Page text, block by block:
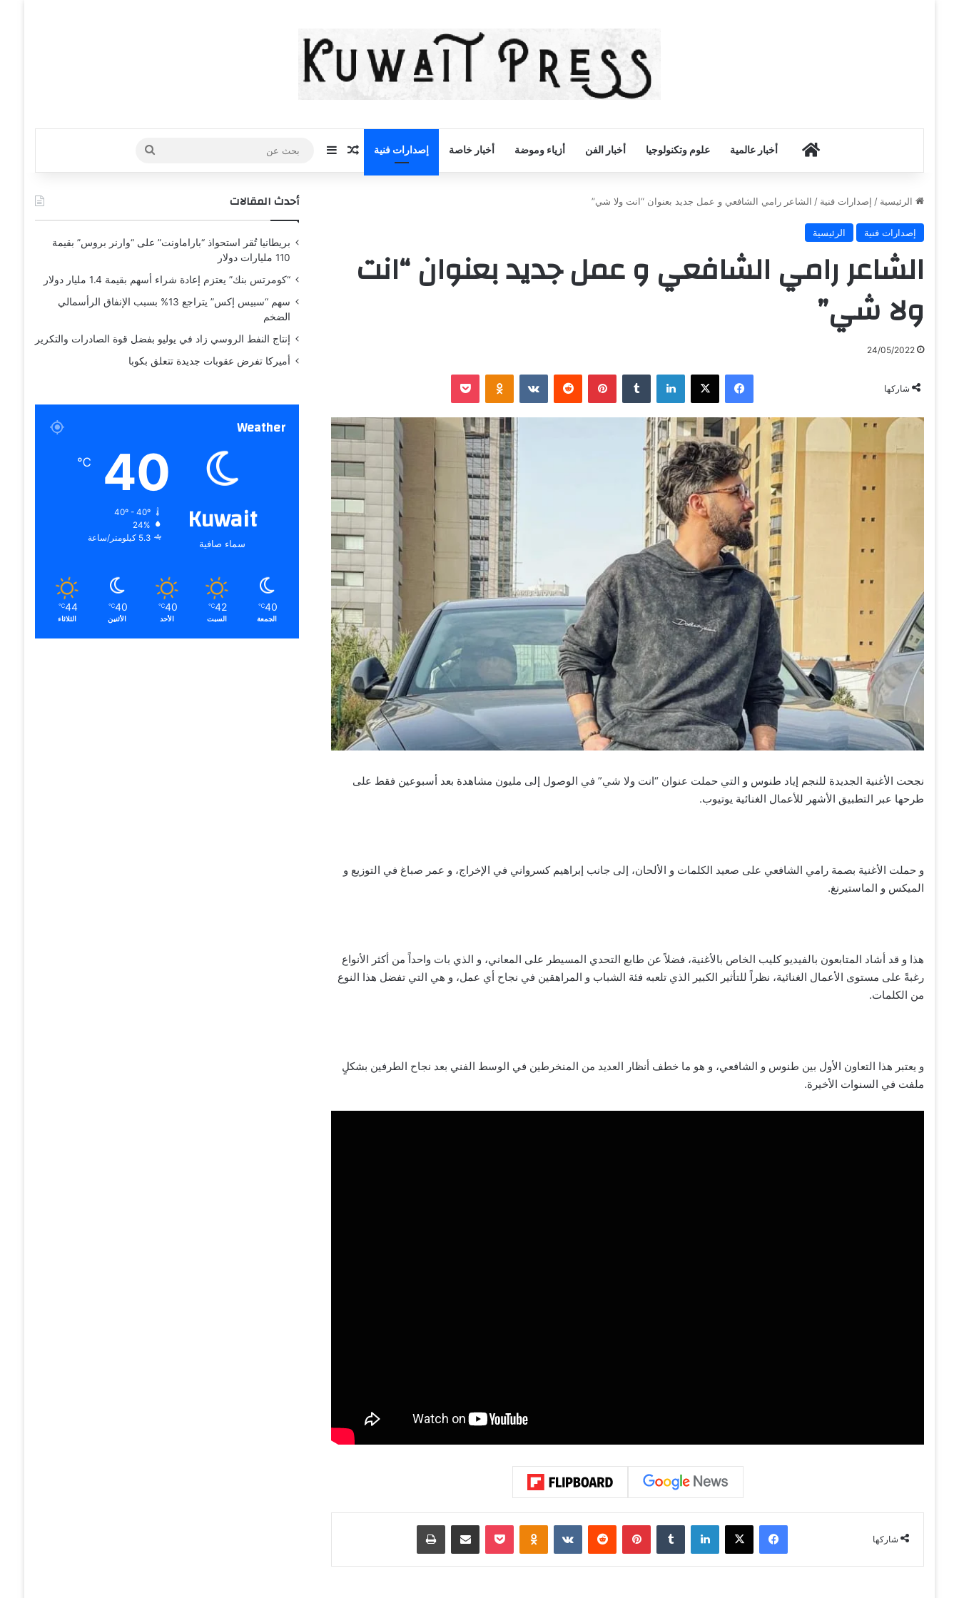
أخبار الكويت
أخبار عالمية علوم وتكنولوجيا أخبار الفن أزياء وموضة أخبار خاصة إصدارات فنية مقال عشوائي
إضافة عمود جانبي
بحث
عن
الرئيسية / إصدارات فنية / الشاعر رامي الشافعي و عمل جديد بعنوان “انت ولا شي”
إصدارات فنية الرئيسية
الشاعر رامي الشافعي و عمل جديد بعنوان “انت
ولا شي”
24/05/2022
شاركها
فيسبوك ‫X لينكدإن ‏Tumblr بينتيريست ‏Reddit
‏VKontakte
Odnoklassniki
‫Pocket
نجحت الأغنية الجديدة للنجم إياد طنوس و التي حملت عنوان “انت ولا شي” في الوصول إلى مليون مشاهدة بعد أسبوعين فقط على
طرحها عبر التطبيق الأشهر للأعمال الغنائية يوتيوب.
و حملت الأغنية بصمة رامي الشافعي على صعيد الكلمات و الألحان، إلى جانب إبراهيم كسرواني في الإخراج، و عمر صباغ في التوزيع و
الميكس و الماستيرنغ.
هذا و قد أشاد المتابعون بالفيديو كليب الخاص بالأغنية، فضلاً عن طابع التحدي المسيطر على المعاني، و الذي بات واحداً من أكثر الأنواع
رغبةً على مستوى الأعمال الغنائية، نظراً للتأثير الكبير الذي تلعبه فئة الشباب و المراهقين في نجاح أي عمل، و هي التي تفضل هذا النوع
من الكلمات.
و يعتبر هذا التعاون الأول بين طنوس و الشافعي، و هو ما خطف أنظار العديد من المنخرطين في الوسط الفني بعد نجاح الطرفين بشكلٍ
ملفت في السنوات الأخيرة.
شاركها
فيسبوك ‫X لينكدإن ‏Tumblr بينتيريست ‏Reddit
‏VKontakte
Odnoklassniki
‫Pocket مشاركة عبر البريد طباعة
أحدث المقالات
بريطانيا تُقر استحواذ “باراماونت” على “وارنر بروس” بقيمة
110 مليارات دولار
“كومرتس بنك” يعتزم إعادة شراء أسهم بقيمة 1.4 مليار دولار
سهم “سبيس إكس” يتراجع 13% بسبب الإنفاق الرأسمالي
الضخم
إنتاج النفط الروسي زاد في يوليو بفضل قوة الصادرات والتكرير
أميركا تفرض عقوبات جديدة تتعلق بكوبا
Weather
Kuwait
سماء صافية
40
℃
40º - 40º
24%
5.3 كيلومتر/ساعة
40
℃
الجمعة
42
℃
السبت
40
℃
الأحد
40
℃
الأثنين
44
℃
الثلاثاء